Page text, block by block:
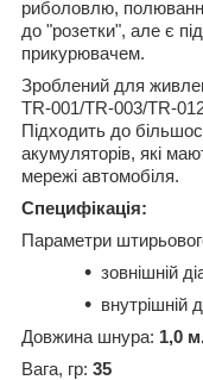
риболовлю,
до "розетки", але є
прикурювачем.
Зроблений для
TR-001/TR-003/TR-
Підходить до
акумуляторів, які
мережі автомобіля.
Специфікація:
Параметри
зовнішній
внутрішній
Довжина шнура: 1,0
Вага, гр: 35